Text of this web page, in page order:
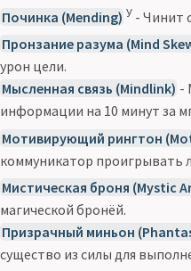
Починка (Mending) У - Чинит
Пронзание разума (Mind
урон цели.
Мысленная связь (Mindlink) -
информации на 10 минут за
Мотивирующий рингтон
коммуникатор проигрывать
Мистическая броня (Mystic
магической бронёй.
Призрачный миньон
существо из силы для